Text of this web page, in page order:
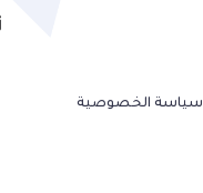
سياسة الخصوصية